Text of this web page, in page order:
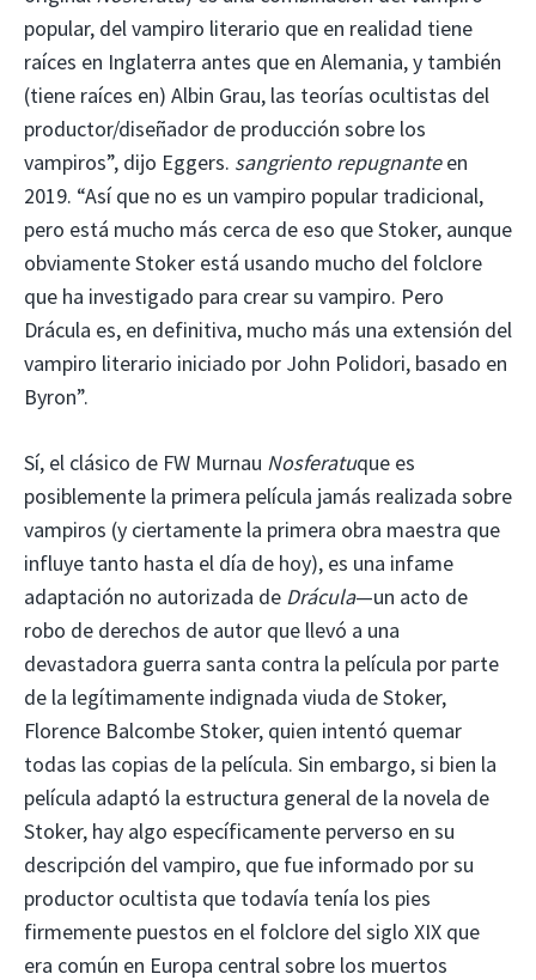
popular, del vampiro literario que en realidad tiene
raíces en Inglaterra antes que en Alemania, y también
(tiene raíces en) Albin Grau, las teorías ocultistas del
productor/diseñador de producción sobre los
vampiros”, dijo Eggers. sangriento repugnante en
2019. “Así que no es un vampiro popular tradicional,
pero está mucho más cerca de eso que Stoker, aunque
obviamente Stoker está usando mucho del folclore
que ha investigado para crear su vampiro. Pero
Drácula es, en definitiva, mucho más una extensión del
vampiro literario iniciado por John Polidori, basado en
Byron”.
Sí, el clásico de FW Murnau Nosferatuque es
posiblemente la primera película jamás realizada sobre
vampiros (y ciertamente la primera obra maestra que
influye tanto hasta el día de hoy), es una infame
adaptación no autorizada de Drácula—un acto de
robo de derechos de autor que llevó a una
devastadora guerra santa contra la película por parte
de la legítimamente indignada viuda de Stoker,
Florence Balcombe Stoker, quien intentó quemar
todas las copias de la película. Sin embargo, si bien la
película adaptó la estructura general de la novela de
Stoker, hay algo específicamente perverso en su
descripción del vampiro, que fue informado por su
productor ocultista que todavía tenía los pies
firmemente puestos en el folclore del siglo XIX que
era común en Europa central sobre los muertos